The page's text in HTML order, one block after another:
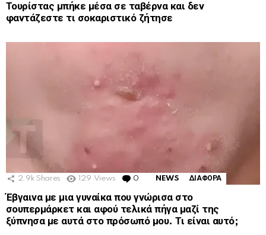
Τουρίστας μπήκε μέσα σε ταβέρνα και δεν
φαντάζεστε τι σοκαριστικό ζήτησε
2.9k Shares 129 Views 0 Comments
NEWS ΔΙΑΦΟΡΑ
Έβγαινα με μια γυναίκα που γνώρισα στο
σουπερμάρκετ και αφού τελικά πήγα μαζί της
ξύπνησα με αυτά στο πρόσωπό μου. Τι είναι αυτό;